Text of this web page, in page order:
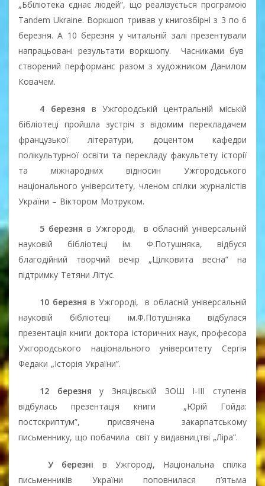
„Ббіліотека єднає людей”, що реалізується програмою
Tandem Ukraine. Воркшоп тривав у книгозбірні з 3 по 6
березня. А 10 березня у читальній залі презентували
напрацьовані результати воркшопу.
Часниками був
створений перформанс разом з художником Данилом
Ковачем.
4 березня в Ужгородській центральній міській
бібліотеці пройшла зустріч з відомим перекладачем
французької літератури, доцентом кафедри
полікультурної освіти та перекладу факультету історії
та міжнародних відносин Ужгородського
національного університету, членом спілки журналістів
України – Віктором Мотруком.
5 березня в Ужгороді,
в обласній універсальній
науковій бібліотеці ім. Ф.Потушняка, відбуся
благодійний творчий вечір „Цілковита весна” на
підтримку Тетяни Літус.
10 березня в Ужгороді,
в обласній універсальній
науковій бібліотеці ім.Ф.Потушняка відбулася
презентація книги доктора історичних наук, професора
Ужгородського національного університету Сергія
Федаки „Історія України”.
12 березня у Зняцівській ЗОШ I-III ступенів
відбулась презентація книги
„Юрій Гойда:
постскриптум”, присвячена закарпатському
письменнику, що побачила
світ у видавництві „Ліра”.
У березні в Ужгороді, Національна спілка
письменників України поповнилася п’ятьма